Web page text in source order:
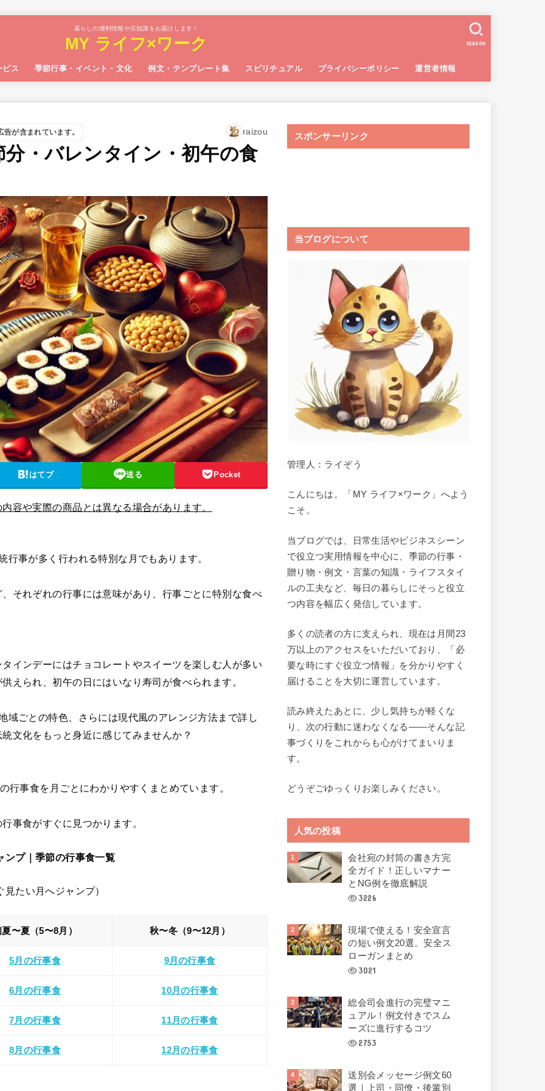
暮らしの便利情報や豆知識をお届けします！
MY ライフ×ワーク
ビス 季節行事・イベント・文化 例文・テンプレート集 スピリチュアル プライバシーポリシー 運営者情報
SEARCH
告が含まれています。 raizou
・バレンタイン・初午の食
はてブ 送る Pocket
容や実際の商品とは異なる場合があります。
事が多く行われる特別な月でもあります。
それぞれの行事には意味があり、行事ごとに特別な食べ
インデーにはチョコレートやスイーツを楽しむ人が多い
えられ、初午の日にはいなり寿司が食べられます。
域ごとの特色、さらには現代風のアレンジ方法まで詳し
文化をもっと身近に感じてみませんか？
行事食を月ごとにわかりやすくまとめています。
事食がすぐに見つかります。
ンプ｜季節の行事食一覧
たい月へジャンプ）
〜夏（5〜8月） 秋〜冬（9〜12月）
5月の行事食 9月の行事食
6月の行事食 10月の行事食
7月の行事食 11月の行事食
8月の行事食 12月の行事食
スポンサーリンク
当ブログについて
管理人：ライぞう
こんにちは。「MY ライフ×ワーク」へよう
こそ。
当ブログでは、日常生活やビジネスシーン
で役立つ実用情報を中心に、季節の行事・
贈り物・例文・言葉の知識・ライフスタイ
ルの工夫など、毎日の暮らしにそっと役立
つ内容を幅広く発信しています。
多くの読者の方に支えられ、現在は月間23
万以上のアクセスをいただいており、「必
要な時にすぐ役立つ情報」を分かりやすく
届けることを大切に運営しています。
読み終えたあとに、少し気持ちが軽くな
り、次の行動に迷わなくなる——そんな記
事づくりをこれからも心がけてまいりま
す。
どうぞごゆっくりお楽しみください。
人気の投稿
会社宛の封筒の書き方完
全ガイド！正しいマナー
とNG例を徹底解説
3226
現場で使える！安全宣言
の短い例文20選。安全ス
ローガンまとめ
3021
総会司会進行の完璧マニ
ュアル！例文付きでスム
ーズに進行するコツ
2753
送別会メッセージ例文60
選｜上司・同僚・後輩別